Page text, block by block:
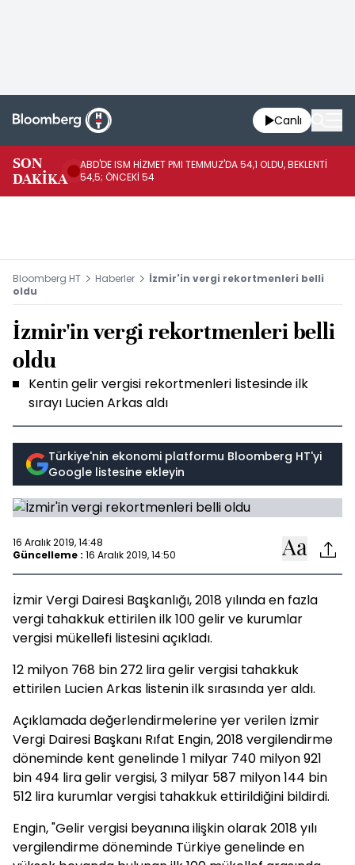
Canlı
SON
DAKİKA
ABD'DE ISM HİZMET PMI TEMMUZ'DA 54,1 OLDU, BEKLENTİ
54,5; ÖNCEKİ 54
Bloomberg HT Haberler
İzmir'in vergi rekortmenleri belli
oldu
İzmir'in vergi rekortmenleri belli
oldu
Kentin gelir vergisi rekortmenleri listesinde ilk
sırayı Lucien Arkas aldı
Türkiye'nin ekonomi platformu Bloomberg HT'yi
Google listesine ekleyin
16 Aralık 2019, 14:48
Güncelleme : 16 Aralık 2019, 14:50
İzmir Vergi Dairesi Başkanlığı, 2018 yılında en fazla
vergi tahakkuk ettirilen ilk 100 gelir ve kurumlar
vergisi mükellefi listesini açıkladı.
12 milyon 768 bin 272 lira gelir vergisi tahakkuk
ettirilen Lucien Arkas listenin ilk sırasında yer aldı.
Açıklamada değerlendirmelerine yer verilen İzmir
Vergi Dairesi Başkanı Rıfat Engin, 2018 vergilendirme
döneminde kent genelinde 1 milyar 740 milyon 921
bin 494 lira gelir vergisi, 3 milyar 587 milyon 144 bin
512 lira kurumlar vergisi tahakkuk ettirildiğini bildirdi.
Engin, "Gelir vergisi beyanına ilişkin olarak 2018 yılı
vergilendirme döneminde Türkiye genelinde en